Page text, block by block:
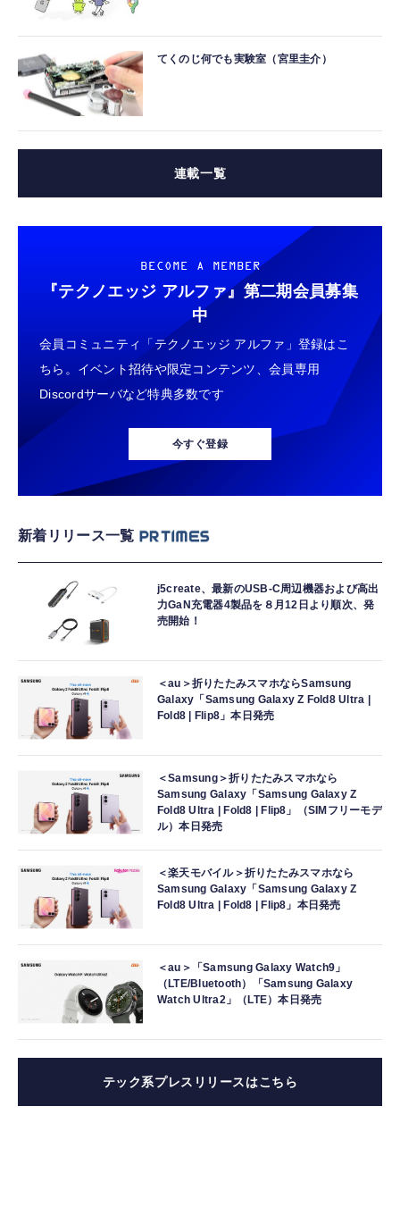
てくのじ何でも実験室（宮里圭介）
連載一覧
BECOME A MEMBER
『テクノエッジ アルファ』 第二期会員募集
中
会員コミュニティ「テクノエッジ アルファ」登録はこ
ちら。イベント招待や限定コンテンツ、会員専用
Discordサーバなど特典多数です
今すぐ登録
新着リリース一覧
j5create、最新のUSB-C周辺機器および高出
力GaN充電器4製品を８月12日より順次、発
売開始！
＜au＞折りたたみスマホならSamsung
Galaxy「Samsung Galaxy Z Fold8 Ultra |
Fold8 | Flip8」本日発売
＜Samsung＞折りたたみスマホなら
Samsung Galaxy「Samsung Galaxy Z
Fold8 Ultra | Fold8 | Flip8」（SIMフリーモデ
ル）本日発売
＜楽天モバイル＞折りたたみスマホなら
Samsung Galaxy「Samsung Galaxy Z
Fold8 Ultra | Fold8 | Flip8」本日発売
＜au＞「Samsung Galaxy Watch9」
（LTE/Bluetooth）「Samsung Galaxy
Watch Ultra2」（LTE）本日発売
テック系プレスリリースはこちら